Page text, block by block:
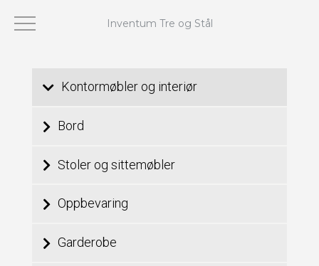
Kontormøbler og interiør
Bord
Stoler og sittemøbler
Oppbevaring
Garderobe
Inventum Tre og Stål